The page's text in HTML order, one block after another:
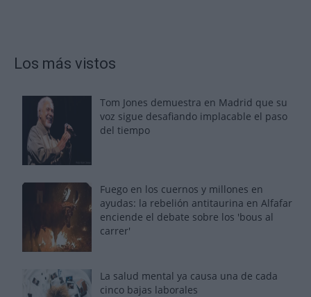
Los más vistos
Tom Jones demuestra en Madrid que su
voz sigue desafiando implacable el paso
del tiempo
Fuego en los cuernos y millones en
ayudas: la rebelión antitaurina en Alfafar
enciende el debate sobre los 'bous al
carrer'
La salud mental ya causa una de cada
cinco bajas laborales